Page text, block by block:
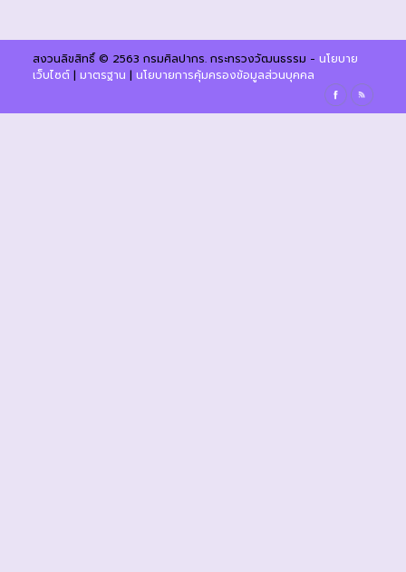
สงวนลิขสิทธิ์ © 2563 กรมศิลปากร. กระทรวงวัฒนธรรม - นโยบาย
เว็บไซต์| มาตรฐาน | นโยบายการคุ้มครองข้อมูลส่วนบุคคล